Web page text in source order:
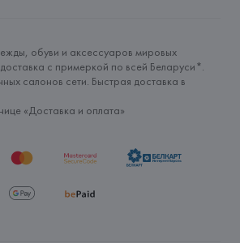
обуви и аксессуаров мировых
с примеркой по всей Беларуси*.
салонов сети. Быстрая доставка в
«Доставка и оплата»